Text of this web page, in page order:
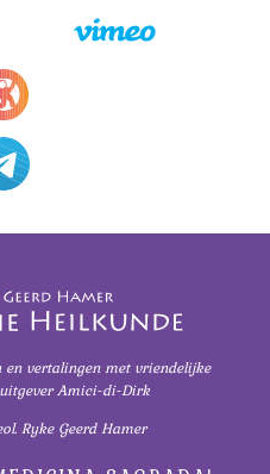
en vertalingen met vriendelijke
Amici-di-Dirk
Ryke Geerd Hamer